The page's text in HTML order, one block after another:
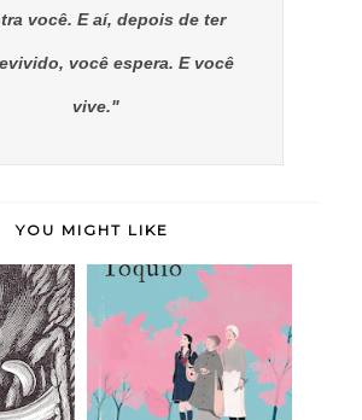
você. E aí, depois de ter
você espera. E você
vive."
YOU MIGHT LIKE
como
Doce Tóquio - Durian
Sukegawa (rese...